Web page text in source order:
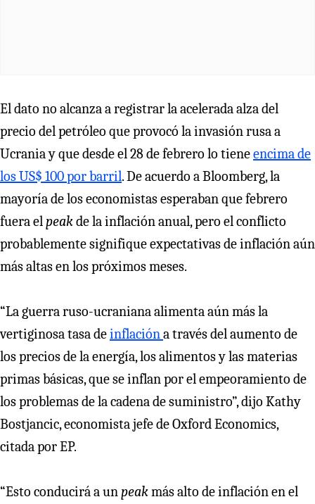
El dato no alcanza a registrar la acelerada alza del
precio del petróleo que provocó la invasión rusa a
Ucrania y que desde el 28 de febrero lo tieneencima de
los US$ 100 por barril. De acuerdo a Bloomberg, la
mayoría de los economistas esperaban que febrero
fuera elpeakde la inflación anual, pero el conflicto
probablemente signifique expectativas de inflación aún
más altas en los próximos meses.
“La guerra ruso-ucraniana alimenta aún más la
vertiginosa tasa deinflacióna través del aumento de
los precios de la energía, los alimentos y las materias
primas básicas, que se inflan por el empeoramiento de
los problemas de la cadena de suministro”, dijo Kathy
Bostjancic, economista jefe de Oxford Economics,
citada por EP.
“Esto conducirá a unpeakmás alto de inflación en el